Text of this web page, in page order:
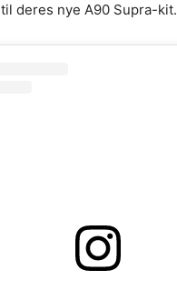
deres nye A90 Supra-kit.